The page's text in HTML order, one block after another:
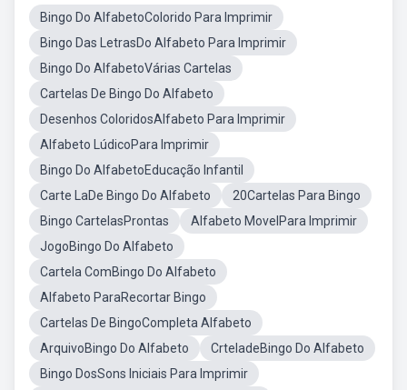
Bingo Do AlfabetoColorido Para Imprimir
Bingo Das LetrasDo Alfabeto Para Imprimir
Bingo Do AlfabetoVárias Cartelas
Cartelas De Bingo Do Alfabeto
Desenhos ColoridosAlfabeto Para Imprimir
Alfabeto LúdicoPara Imprimir
Bingo Do AlfabetoEducação Infantil
Carte LaDe Bingo Do Alfabeto
20Cartelas Para Bingo
Bingo CartelasProntas
Alfabeto MovelPara Imprimir
JogoBingo Do Alfabeto
Cartela ComBingo Do Alfabeto
Alfabeto ParaRecortar Bingo
Cartelas De BingoCompleta Alfabeto
ArquivoBingo Do Alfabeto
CrteladeBingo Do Alfabeto
Bingo DosSons Iniciais Para Imprimir